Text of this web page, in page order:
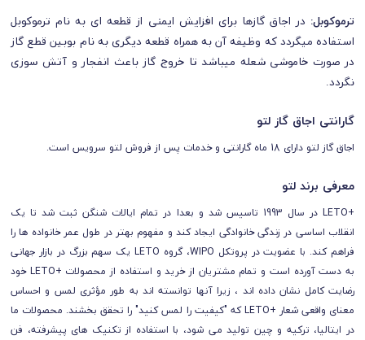
ترموکوبل: در اجاق گازها برای افزایش ایمنی از قطعه ای به نام ترموکوبل
استفاده میگردد که وظیفه آن به همراه قطعه دیگری به نام بوبین قطع گاز
در صورت خاموشی شعله میباشد تا خروج گاز باعث انفجار و آتش سوزی
نگردد.
گارانتی اجاق گاز لتو
اجاق گاز لتو دارای 18 ماه گارانتی و خدمات پس از فروش لتو سرویس است.
معرفی برند لتو
+LETO در سال 1993 تاسیس شد و بعدا در تمام ایالات شنگن ثبت شد تا یک
انقلاب اساسی در زندگی خانوادگی ایجاد کند و مفهوم بهتر در طول عمر خانواده ها را
فراهم کند. با عضویت در پروتکل WIPO، گروه LETO یک سهم بزرگ در بازار جهانی
به دست آورده است و تمام مشتریان از خرید و استفاده از محصولات +LETO خود
رضایت کامل نشان داده اند ، زیرا آنها توانسته اند به طور مؤثری لمس و احساس
معنای واقعی شعار +LETO که "کیفیت را لمس کنید" را تحقق بخشند. محصولات ما
در ایتالیا، ترکیه و چین تولید می شود، با استفاده از تکنیک های پیشرفته، فن